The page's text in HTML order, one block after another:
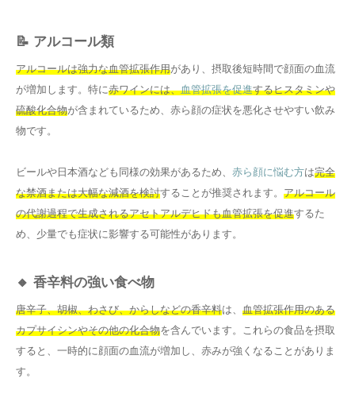
📝 アルコール類
アルコールは強力な血管拡張作用があり、摂取後短時間で顔面の血流
が増加します。特に赤ワインには、血管拡張を促進するヒスタミンや
硫酸化合物が含まれているため、赤ら顔の症状を悪化させやすい飲み
物です。
ビールや日本酒なども同様の効果があるため、 赤ら顔に悩む方は完全
な禁酒または大幅な減酒を検討することが推奨されます。 アルコール
の代謝過程で生成されるアセトアルデヒドも血管拡張を促進するた
め、少量でも症状に影響する可能性があります。
🔸 香辛料の強い食べ物
唐辛子、胡椒、わさび、からしなどの香辛料は、 血管拡張作用のある
カプサイシンやその他の化合物を含んでいます。これらの食品を摂取
すると、一時的に顔面の血流が増加し、赤みが強くなることがありま
す。